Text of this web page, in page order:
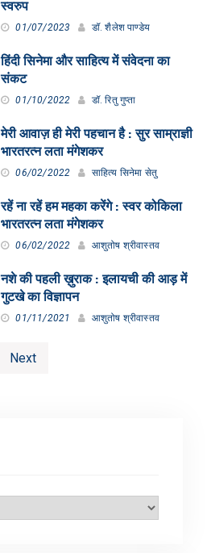
स्वरुप
01/07/2023 डॉ. शैलेश पाण्डेय
हिंदी सिनेमा और साहित्य में संवेदना का
संकट
01/10/2022 डॉ. रितु गुप्ता
मेरी आवाज़ ही मेरी पहचान है : सुर साम्राज्ञी
भारतरत्न लता मंगेशकर
06/02/2022 साहित्य सिनेमा सेतु
रहें ना रहें हम महका करेंगे : स्वर कोकिला
भारतरत्न लता मंगेशकर
06/02/2022 आशुतोष श्रीवास्तव
नशे की पहली ख़ुराक : इलायची की आड़ में
गुटखे का विज्ञापन
01/11/2021 आशुतोष श्रीवास्तव
Next